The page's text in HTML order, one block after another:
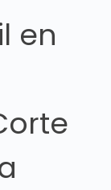
en